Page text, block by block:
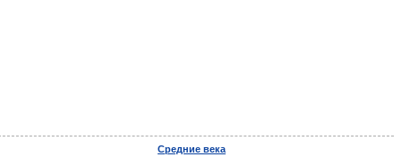
Средние века